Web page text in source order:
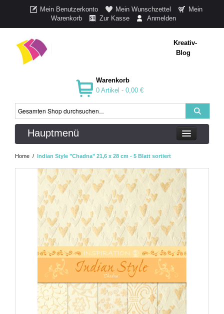
Mein Benutzerkonto Mein Wunschzettel
Mein
Warenkorb
Zur Kasse Anmelden
Kreativ-
Blog
Warenkorb
0 Artikel - 0,00 €
Hauptmenü
Home / Indian Style "Chadna" 21,6 x 28 cm - 5 Blatt sortiert